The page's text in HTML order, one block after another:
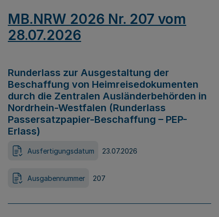
MB.NRW 2026 Nr. 207 vom
28.07.2026
Runderlass zur Ausgestaltung der
Beschaffung von Heimreisedokumenten
durch die Zentralen Ausländerbehörden in
Nordrhein-Westfalen (Runderlass
Passersatzpapier-Beschaffung – PEP-
Erlass)
Ausfertigungsdatum 23.07.2026
Ausgabennummer 207